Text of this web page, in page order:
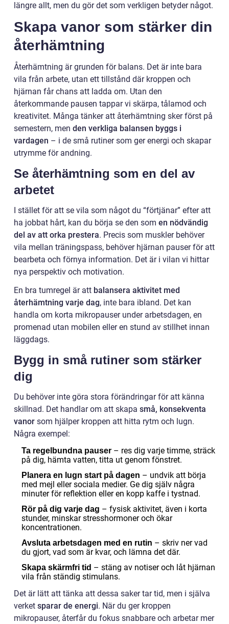
längre allt, men du gör det som verkligen betyder något.
Skapa vanor som stärker din
återhämtning
Återhämtning är grunden för balans. Det är inte bara
vila från arbete, utan ett tillstånd där kroppen och
hjärnan får chans att ladda om. Utan den
återkommande pausen tappar vi skärpa, tålamod och
kreativitet. Många tänker att återhämtning sker först på
semestern, men den verkliga balansen byggs i
vardagen – i de små rutiner som ger energi och skapar
utrymme för andning.
Se återhämtning som en del av
arbetet
I stället för att se vila som något du “förtjänar” efter att
ha jobbat hårt, kan du börja se den som en nödvändig
del av att orka prestera. Precis som muskler behöver
vila mellan träningspass, behöver hjärnan pauser för att
bearbeta och förnya information. Det är i vilan vi hittar
nya perspektiv och motivation.
En bra tumregel är att balansera aktivitet med
återhämtning varje dag, inte bara ibland. Det kan
handla om korta mikropauser under arbetsdagen, en
promenad utan mobilen eller en stund av stillhet innan
läggdags.
Bygg in små rutiner som stärker
dig
Du behöver inte göra stora förändringar för att känna
skillnad. Det handlar om att skapa små, konsekventa
vanor som hjälper kroppen att hitta rytm och lugn.
Några exempel:
Ta regelbundna pauser – res dig varje timme, sträck
på dig, hämta vatten, titta ut genom fönstret.
Planera en lugn start på dagen – undvik att börja
med mejl eller sociala medier. Ge dig själv några
minuter för reflektion eller en kopp kaffe i tystnad.
Rör på dig varje dag – fysisk aktivitet, även i korta
stunder, minskar stresshormoner och ökar
koncentrationen.
Avsluta arbetsdagen med en rutin – skriv ner vad
du gjort, vad som är kvar, och lämna det där.
Skapa skärmfri tid – stäng av notiser och låt hjärnan
vila från ständig stimulans.
Det är lätt att tänka att dessa saker tar tid, men i själva
verket sparar de energi. När du ger kroppen
mikropauser, återfår du fokus snabbare och arbetar mer